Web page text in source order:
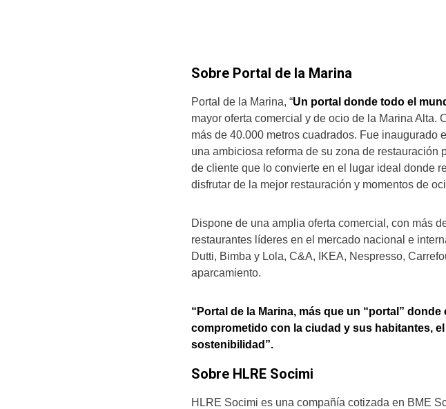
Sobre Portal de la Marina
Portal de la Marina, “Un portal donde todo el
mayor oferta comercial y de ocio de la Marina Alta.
más de 40.000 metros cuadrados. Fue inaugurado
una ambiciosa reforma de su zona de restauración
de cliente que lo convierte en el lugar ideal donde
disfrutar de la mejor restauración y momentos de
Dispone de una amplia oferta comercial, con más
restaurantes líderes en el mercado nacional e
Dutti, Bimba y Lola, C&A, IKEA, Nespresso,
aparcamiento.
“Portal de la Marina, más que un “portal”
comprometido con la ciudad y sus habitantes,
sostenibilidad”.
Sobre HLRE Socimi
HLRE Socimi es una compañía cotizada en BME